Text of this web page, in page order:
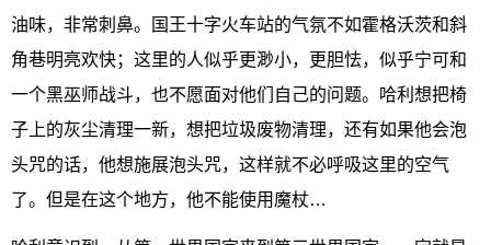
油味，非常刺鼻。国王十字火车站的气氛不如霍格沃茨和斜
角巷明亮欢快；这里的人似乎更渺小，更胆怯，似乎宁可和
一个黑巫师战斗，也不愿面对他们自己的问题。哈利想把椅
子上的灰尘清理一新，想把垃圾废物清理，还有如果他会泡
头咒的话，他想施展泡头咒，这样就不必呼吸这里的空气
了。但是在这个地方，他不能使用魔杖…